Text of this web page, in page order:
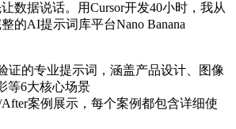
数据说话。用Cursor开发40小时，我从
的AI提示词库平台Nano Banana
证的专业提示词，涵盖产品设计、图像
等6大核心场景
After案例展示，每个案例都包含详细使